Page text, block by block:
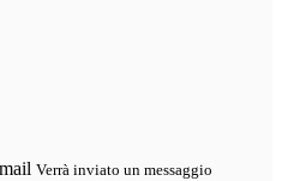
Verrà inviato un messaggio